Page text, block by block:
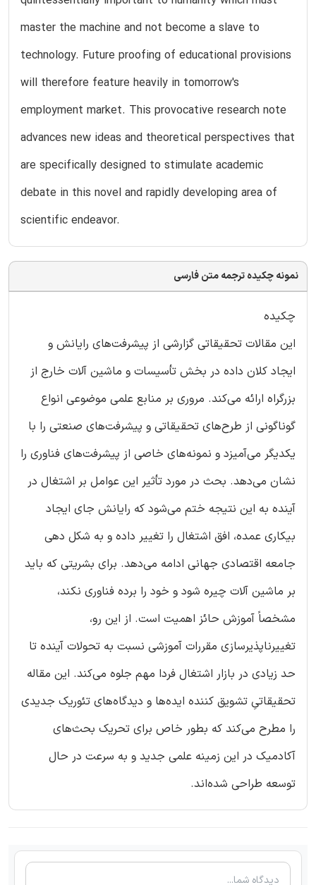
master the machine and not become a slave to
technology. Future proofing of educational provisions
will therefore feature heavily in tomorrow's
employment market. This provocative research note
advances new ideas and theoretical perspectives that
are specifically designed to stimulate academic
debate in this novel and rapidly developing area of
scientific endeavor.
نمونه چکیده ترجمه متن فارسی
چکیده
این مقالات تحقیقاتی گزارشی از پیشرفت‌های رایانش و
ایجاد کلان داده در بخش تأسیسات و ماشین آلات خارج از
بزرگراه ارائه می‌کند. مروری بر منابع علمی موضوعی انواع
گوناگونی از طرح‌های تحقیقاتی و پیشرفت‌های صنعتی را با
یکدیگر می‌آمیزد و نمونه‌های خاصی از پیشرفت‌های فناوری را
نشان می‌دهد. بحث در مورد تأثیر این عوامل بر اشتغال در
آینده به این نتیجه ختم می‌شود که رایانش جای ایجاد
بیکاری عمده، افق اشتغال را تغییر داده و به شکل دهی
جامعه اقتصادی جهانی ادامه می‌دهد. برای بشریتی که باید
بر ماشین آلات چیره شود و خود را برده فناوری نکند،
مشخصاً آموزش حائز اهمیت است. از این رو،
تغییرناپذیرسازی مقررات آموزشی نسبت به تحولات آینده تا
حد زیادی در بازار اشتغال فردا مهم جلوه می‌کند. این مقاله
تحقیقاتیِ تشویق کننده ایده‌ها و دیدگاه‌های تئوریک جدیدی
را مطرح می‌کند که بطور خاص برای تحریک بحث‌های
آکادمیک در این زمینه علمی جدید و به سرعت در حال
توسعه طراحی شده‌اند.